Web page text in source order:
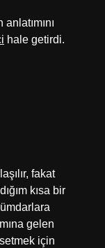
hale getirdi.
fakat
kısa bir
gelen
için